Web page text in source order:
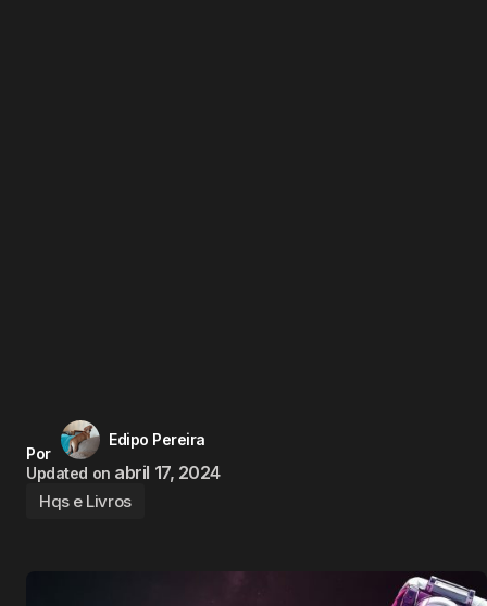
Por
Edipo Pereira
Updated on abril 17, 2024
Hqs e Livros